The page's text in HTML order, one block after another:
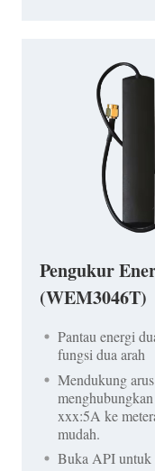
Pengukur
(WEM3046T)
Pantau energi
fungsi dua arah
Mendukung
xxx:5A ke
mudah.
Buka API untuk